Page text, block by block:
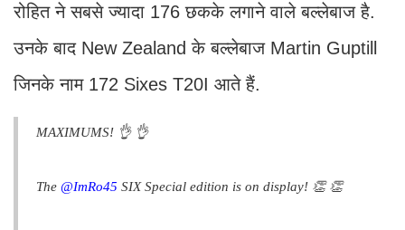
रोहित ने सबसे ज्यादा 176 छकके लगाने वाले बल्लेबाज है.
उनके बाद New Zealand के बल्लेबाज Martin Guptill
जिनके नाम 172 Sixes T20I आते हैं.
MAXIMUMS! 👌 👌
The @ImRo45 SIX Special edition is on display! 👏 👏